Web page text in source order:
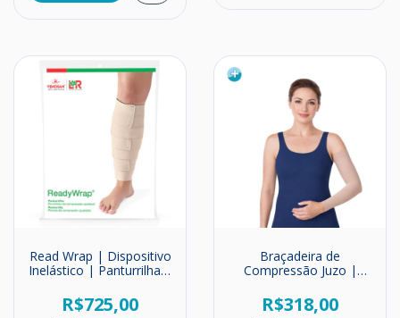
Read Wrap | Dispositivo
Inelástico | Panturrilha |
R$725,00
Braçadeira de
Compressão Juzo |
20-30 mmHg
R$318,00